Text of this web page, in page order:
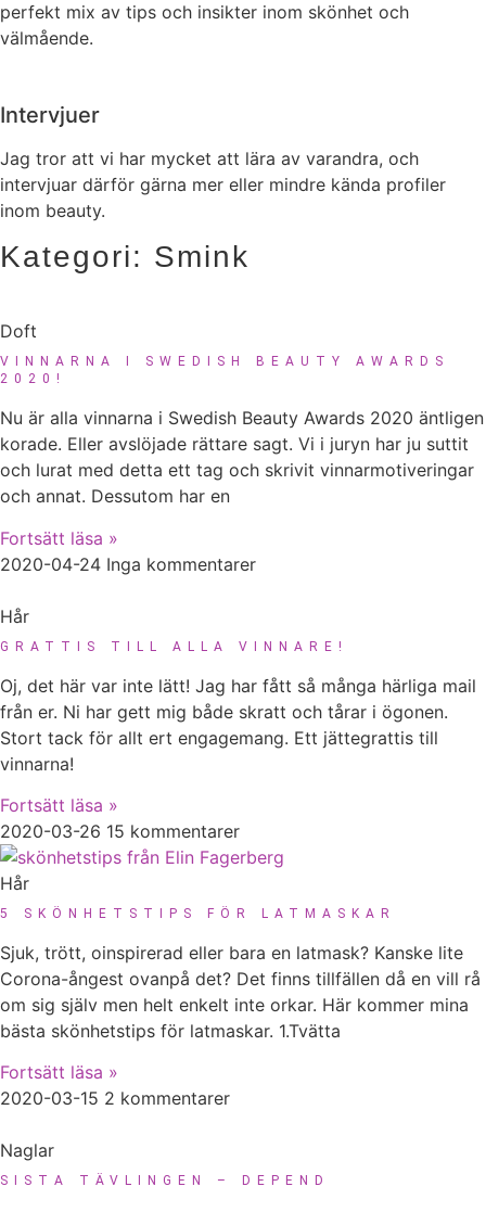
perfekt mix av tips och insikter inom skönhet och
välmående.
Intervjuer
Jag tror att vi har mycket att lära av varandra, och
intervjuar därför gärna mer eller mindre kända profiler
inom beauty.
Kategori: Smink
Doft
VINNARNA I SWEDISH BEAUTY AWARDS
2020!
Nu är alla vinnarna i Swedish Beauty Awards 2020 äntligen
korade. Eller avslöjade rättare sagt. Vi i juryn har ju suttit
och lurat med detta ett tag och skrivit vinnarmotiveringar
och annat. Dessutom har en
Fortsätt läsa »
2020-04-24 Inga kommentarer
Hår
GRATTIS TILL ALLA VINNARE!
Oj, det här var inte lätt! Jag har fått så många härliga mail
från er. Ni har gett mig både skratt och tårar i ögonen.
Stort tack för allt ert engagemang. Ett jättegrattis till
vinnarna!
Fortsätt läsa »
2020-03-26 15 kommentarer
Hår
5 SKÖNHETSTIPS FÖR LATMASKAR
Sjuk, trött, oinspirerad eller bara en latmask? Kanske lite
Corona-ångest ovanpå det? Det finns tillfällen då en vill rå
om sig själv men helt enkelt inte orkar. Här kommer mina
bästa skönhetstips för latmaskar. 1.Tvätta
Fortsätt läsa »
2020-03-15 2 kommentarer
Naglar
SISTA TÄVLINGEN – DEPEND